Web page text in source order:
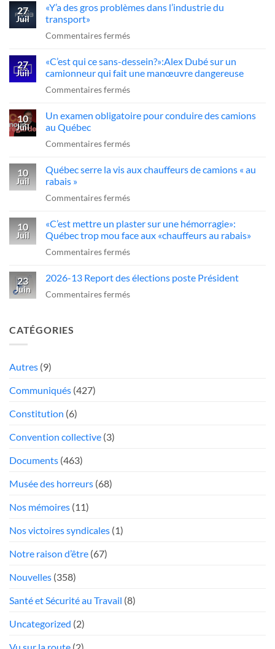
:
chauffeur
la
FCCRQ
presse
d’agir
CTV
27
Juil
«Y’a des gros problèmes dans l’industrie du
transport»
Commentaires ferméssur
des
gros
problèmes
l’industrie
transport»
27
Juil
«C’est qui ce sans-dessein?»:Alex Dubé sur un
camionneur qui fait une manœuvre dangereuse
Commentaires ferméssur
qui
sans-
Dubé
un
qui
manœuvre
dangereuse
10
Juil
Un examen obligatoire pour conduire des camions
au Québec
Commentaires ferméssur
examen
pour
des
camions
au
10
Juil
Québec serre la vis aux chauffeurs de camions « au
rabais »
Commentaires ferméssur
serre
la
vis
chauffeurs
de
10
Juil
«C’est mettre un plaster sur une hémorragie»:
Québec trop mou face aux «chauffeurs au rabais»
Commentaires ferméssur
mettre
un
23
Juin
2026-13 Report des élections poste Président
Commentaires ferméssur
CATÉGORIES
Autres (9)
Communiqués (427)
Constitution (6)
Convention collective (3)
Documents (463)
Musée des horreurs (68)
Nos mémoires (11)
Nos victoires syndicales (1)
Notre raison d’être (67)
Nouvelles (358)
Santé et Sécurité au Travail (8)
Uncategorized (2)